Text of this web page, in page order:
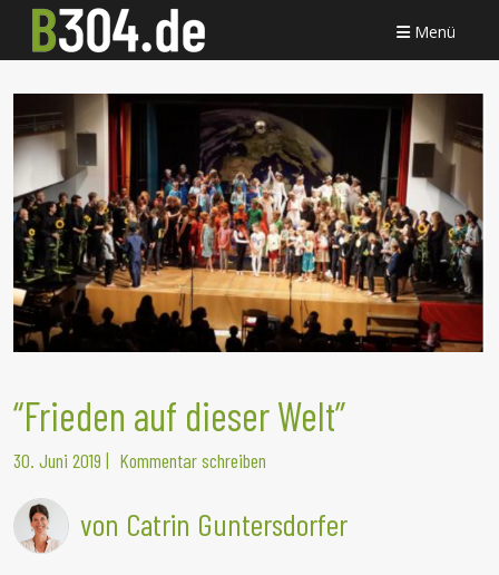
Menü
“Frieden auf dieser Welt”
30. Juni 2019 | Kommentar schreiben
von Catrin Guntersdorfer